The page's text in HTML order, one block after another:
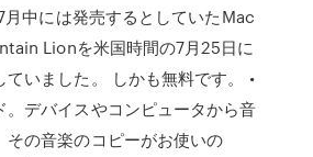
中には発売するとしていたMac
Lionを米国時間の7月25日に
いました。 しかも無料です。 •
。デバイスやコンピュータから音
その音楽のコピーがお使いの